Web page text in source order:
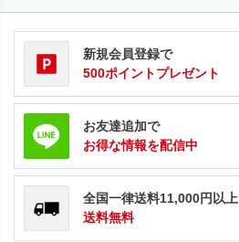
新規会員登録で
500ポイントプレゼント
お友達追加で
お得な情報を配信中
全国一律送料11,000円以上
送料無料